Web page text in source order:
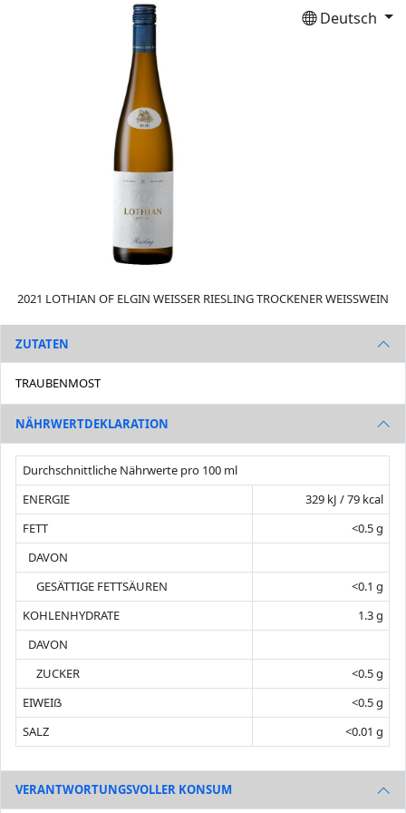
Deutsch
2021 LOTHIAN OF ELGIN WEISSER RIESLING TROCKENER WEISSWEIN
ZUTATEN
TRAUBENMOST
NÄHRWERTDEKLARATION
Durchschnittliche Nährwerte pro 100 ml
ENERGIE
329 kJ / 79 kcal
FETT
<0.5 g
DAVON
GESÄTTIGE FETTSÄUREN
<0.1 g
KOHLENHYDRATE
1.3 g
DAVON
ZUCKER
<0.5 g
EIWEIẞ
<0.5 g
SALZ
<0.01 g
VERANTWORTUNGSVOLLER KONSUM